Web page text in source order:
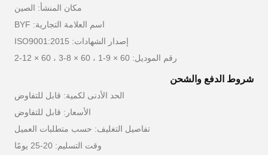
مكان المنشأ: الصين
اسم العلامة التجارية: BYF
إصدار الشهادات: ISO9001:2015
رقم الموديل: 60 × 9-1 ، 60 × 8-3 ، 60 × 12-2
شروط الدفع والشحن
الحد الأدنى لكمية: قابل للتفاوض
الأسعار: قابل للتفاوض
تفاصيل التغليف: حسب متطلبات العميل
وقت التسليم: 20-25 يومًا